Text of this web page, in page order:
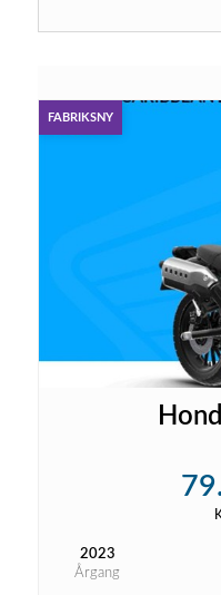
FABRIKSNY
2023
Årgang